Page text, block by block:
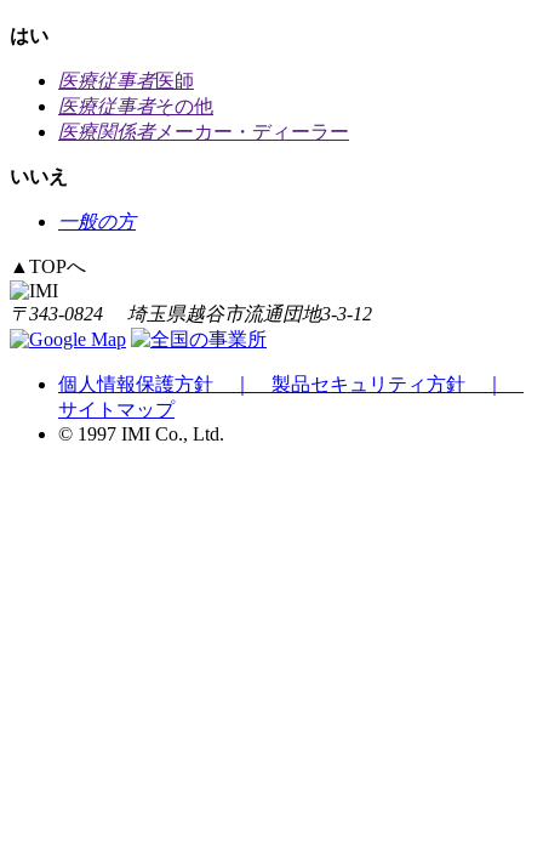
はい
医療従事者医師
医療従事者その他
医療関係者メーカー・ディーラー
いいえ
一般の方
▲TOPへ
〒343-0824 埼玉県越谷市流通団地3-3-12
個人情報保護方針 ｜ 製品セキュリティ方針 ｜
サイトマップ
© 1997 IMI Co., Ltd.